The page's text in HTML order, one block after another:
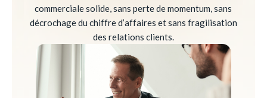
commerciale solide, sans perte de momentum, sans
décrochage du chiffre d’affaires et sans fragilisation
des relations clients.